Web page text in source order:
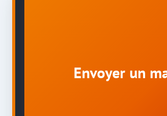
Envoyer un